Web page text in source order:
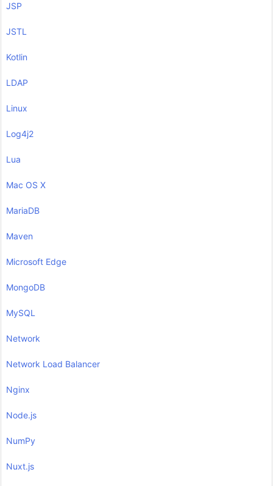
JSP
JSTL
Kotlin
LDAP
Linux
Log4j2
Lua
Mac OS X
MariaDB
Maven
Microsoft Edge
MongoDB
MySQL
Network
Network Load Balancer
Nginx
Node.js
NumPy
Nuxt.js